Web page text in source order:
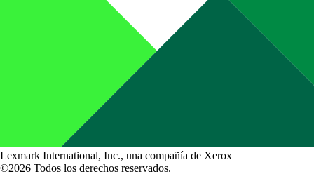
Lexmark International, Inc., una compañía de Xerox
©2026 Todos los derechos reservados.